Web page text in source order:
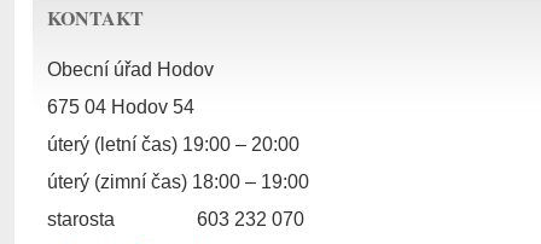
KONTAKT
Obecní úřad Hodov
675 04 Hodov 54
úterý (letní čas) 19:00 – 20:00
úterý (zimní čas) 18:00 – 19:00
starosta
603 232 070